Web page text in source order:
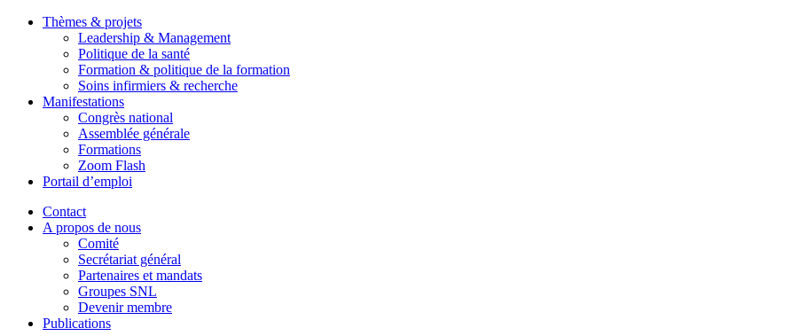
Thèmes & projets
Leadership & Management
Politique de la santé
Formation & politique de la formation
Soins infirmiers & recherche
Manifestations
Congrès national
Assemblée générale
Formations
Zoom Flash
Portail d’emploi
Contact
A propos de nous
Comité
Secrétariat général
Partenaires et mandats
Groupes SNL
Devenir membre
Publications